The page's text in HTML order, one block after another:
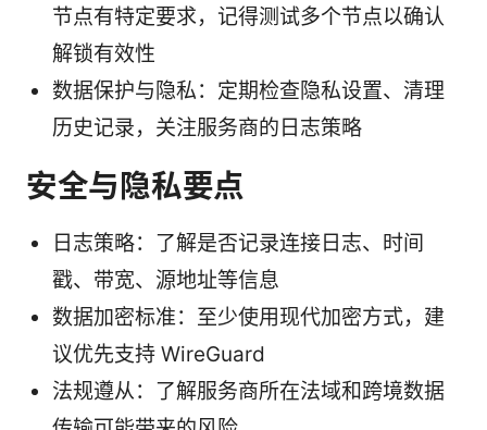
节点有特定要求，记得测试多个节点以确认
解锁有效性
数据保护与隐私：定期检查隐私设置、清理
历史记录，关注服务商的日志策略
安全与隐私要点
日志策略：了解是否记录连接日志、时间
戳、带宽、源地址等信息
数据加密标准：至少使用现代加密方式，建
议优先支持 WireGuard
法规遵从：了解服务商所在法域和跨境数据